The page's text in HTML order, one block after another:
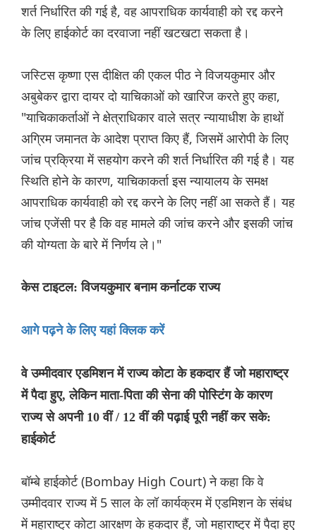
शर्त निर्धारित की गई है, वह आपराधिक कार्यवाही को रद्द करने
के लिए हाईकोर्ट का दरवाजा नहीं खटखटा सकता है।
जस्टिस कृष्णा एस दीक्षित की एकल पीठ ने विजयकुमार और
अबुबेकर द्वारा दायर दो याचिकाओं को खारिज करते हुए कहा,
"याचिकाकर्ताओं ने क्षेत्राधिकार वाले सत्र न्यायाधीश के हाथों
अग्रिम जमानत के आदेश प्राप्त किए हैं, जिसमें आरोपी के लिए
जांच प्रक्रिया में सहयोग करने की शर्त निर्धारित की गई है। यह
स्थिति होने के कारण, याचिकाकर्ता इस न्यायालय के समक्ष
आपराधिक कार्यवाही को रद्द करने के लिए नहीं आ सकते हैं। यह
जांच एजेंसी पर है कि वह मामले की जांच करने और इसकी जांच
की योग्यता के बारे में निर्णय ले।"
केस टाइटल: विजयकुमार बनाम कर्नाटक राज्य
आगे पढ़ने के लिए यहां क्लिक करें
वे उम्मीदवार एडमिशन में राज्य कोटा के हकदार हैं जो महाराष्ट्र
में पैदा हुए, लेकिन माता-पिता की सेना की पोस्टिंग के कारण
राज्य से अपनी 10 वीं / 12 वीं की पढ़ाई पूरी नहीं कर सके:
हाईकोर्ट
बॉम्बे हाईकोर्ट (Bombay High Court) ने कहा कि वे
उम्मीदवार राज्य में 5 साल के लॉ कार्यक्रम में एडमिशन के संबंध
में महाराष्ट्र कोटा आरक्षण के हकदार हैं, जो महाराष्ट्र में पैदा हुए